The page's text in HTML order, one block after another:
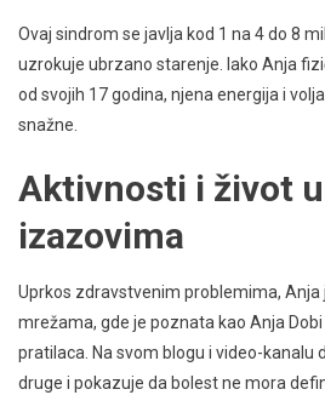
Ovaj sindrom se javlja kod 1 na 4 do 8
uzrokuje ubrzano starenje. Iako Anja
od svojih 17 godina, njena energija i
snažne.
Aktivnosti i život
izazovima
Uprkos zdravstvenim problemima,
mrežama, gde je poznata kao Anja
pratilaca. Na svom blogu i video-kanalu
druge i pokazuje da bolest ne mora